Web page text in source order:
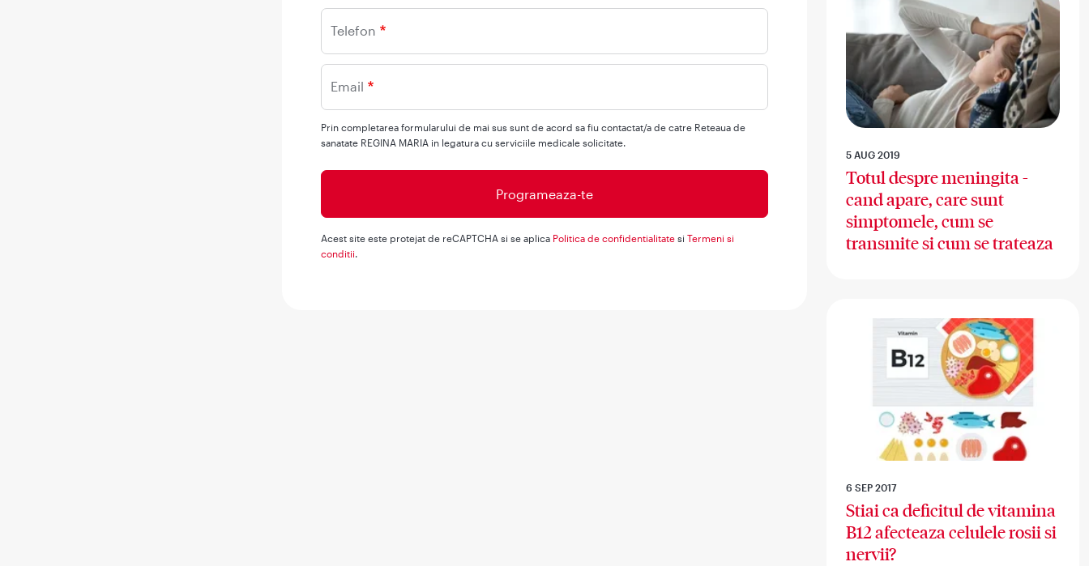
Telefon
Email
Prin completarea formularului de mai sus sunt de acord sa fiu contactat/a de catre Reteaua de
sanatate REGINA MARIA in legatura cu serviciile medicale solicitate.
Acest site este protejat de reCAPTCHA si se aplica Politica de confidentialitate si Termeni si
conditii.
5 AUG 2019
Totul despre meningita -
cand apare, care sunt
simptomele, cum se
transmite si cum se trateaza
6 SEP 2017
Stiai ca deficitul de vitamina
B12 afecteaza celulele rosii si
nervii?